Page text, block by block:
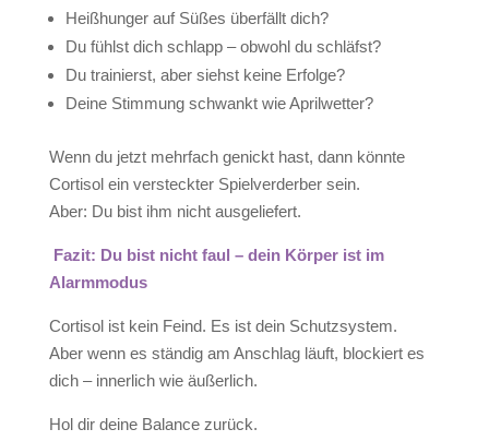
Heißhunger auf Süßes überfällt dich?
Du fühlst dich schlapp – obwohl du schläfst?
Du trainierst, aber siehst keine Erfolge?
Deine Stimmung schwankt wie Aprilwetter?
Wenn du jetzt mehrfach genickt hast, dann könnte
Cortisol ein versteckter Spielverderber sein.
Aber: Du bist ihm nicht ausgeliefert.
Fazit: Du bist nicht faul – dein Körper ist im
Alarmmodus
Cortisol ist kein Feind. Es ist dein Schutzsystem.
Aber wenn es ständig am Anschlag läuft, blockiert es
dich – innerlich wie äußerlich.
Hol dir deine Balance zurück.